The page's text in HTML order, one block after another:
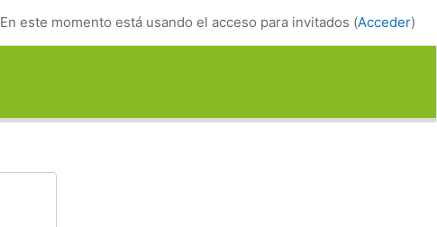
En este momento está usando el acceso para invitados (Acceder)